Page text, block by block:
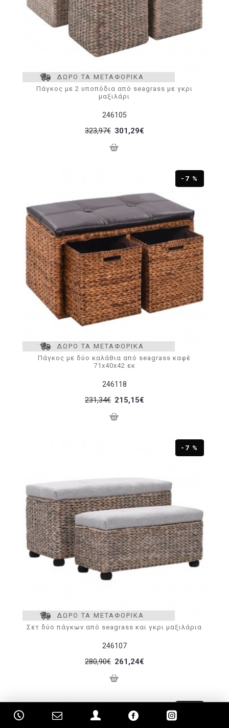
ΔΩΡΟ ΤΑ ΜΕΤΑΦΟΡΙΚΑ
246105
Πάγκος με 2 υποπόδια από seagrass με γκρι
μαξιλάρι
323,97€ 301,29€
ΔΩΡΟ ΤΑ ΜΕΤΑΦΟΡΙΚΑ
-7 %
246118
Πάγκος με δύο καλάθια από seagrass καφέ
71x40x42 εκ
231,34€ 215,15€
ΔΩΡΟ ΤΑ ΜΕΤΑΦΟΡΙΚΑ
-7 %
246107
Σετ δύο πάγκων από seagrass και γκρι μαξιλάρια
280,90€ 261,24€